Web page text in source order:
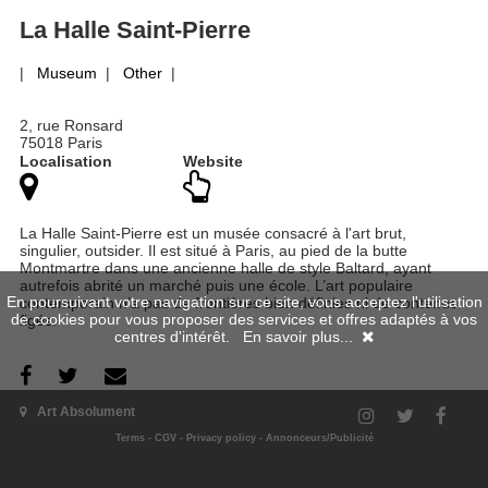
La Halle Saint-Pierre
| Museum | Other|
2, rue Ronsard
75018 Paris
Localisation
Website
La Halle Saint-Pierre est un musée consacré à l'art brut,
singulier, outsider. Il est situé à Paris, au pied de la butte
Montmartre dans une ancienne halle de style Baltard, ayant
autrefois abrité un marché puis une école. L’art populaire
contemporain n’a pas de frontières bien définies ni de contenus
figés.
Past exhibitions
Art Absolument
Terms- CGV- Privacy policy- Annonceurs/Publicité
En poursuivant votre navigation sur ce site, vous acceptez l'utilisation
de cookies pour vous proposer des services et offres adaptés à vos
centres d'intérêt. En savoir plus...